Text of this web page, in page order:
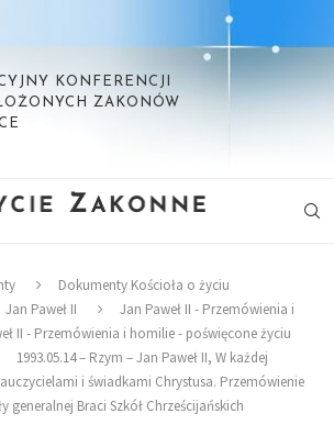
KONFERENCJI
ZAKONÓW
Dokumenty Kościoła o życiu
Jan Paweł II
Jan Paweł II - Przemówienia i
II - Przemówienia i homilie - poświęcone życiu
1993.05.14 – Rzym – Jan Paweł II, W każdej
i świadkami Chrystusa. Przemówienie
generalnej Braci Szkół Chrześcijańskich